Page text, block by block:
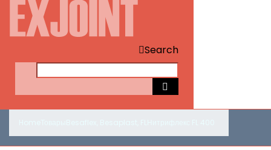
Search